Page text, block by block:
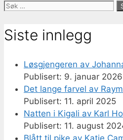
Søk
Siste innlegg
Løsgjengeren av
9. januar 2026
Det lange farvel av
11. april 2025
Natten i Kigali av Karl
11. august
Blått til pike av Katie